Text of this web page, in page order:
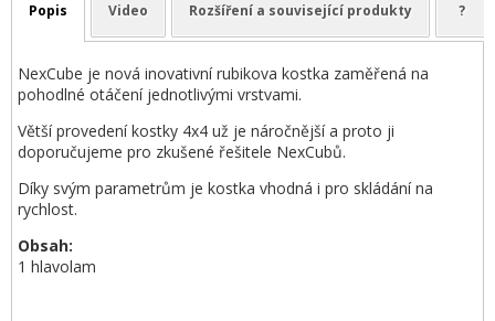
Popis Video Rozšíření a související produkty ?
NexCube je nová inovativní rubikova kostka zaměřená na
pohodlné otáčení jednotlivými vrstvami.
Větší provedení kostky 4x4 už je náročnější a proto ji
doporučujeme pro zkušené řešitele NexCubů.
Díky svým parametrům je kostka vhodná i pro skládání na
rychlost.
Obsah:
1 hlavolam